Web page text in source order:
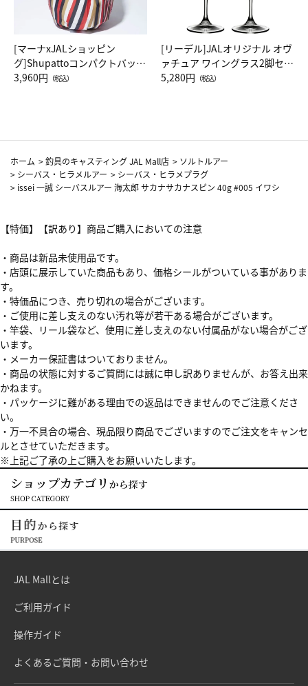
[マーナxJALショッピン
グ]Shupattoコンパクトバッグ
Drop JAL客室乗務員（LC）ス
3,960円 （税込）
[リーデル]JALオリジナル オヴ
ァチュア ワイングラス2脚セッ
ト（レッドワイン）
5,280円 （税込）
ホーム >釣具のキャスティング JAL Mall店 > ソルトルアー
> シーバス・ヒラメルアー > シーバス・ヒラメプラグ
> issei 一誠 シーバスルアー 海太郎 サカナサカナスピン 40g #005 イワシ
【特価】【訳あり】商品ご購入においての注意
・商品は新品未使用品です。
・店頭に展示していた商品もあり、価格シールがついている事がありま
す。
・特価品につき、売り切れの場合がございます。
・ご使用に差し支えのない汚れ等が若干ある場合がございます。
・竿袋、リール袋など、使用に差し支えのない付属品がない場合がござ
います。
・メーカー保証書はついておりません。
・商品の状態に対するご質問には誠に申し訳ありませんが、お答え出来
かねます。
・パッケージに難がある理由での返品はできませんのでご注意くださ
い。
・万一不具合の場合、現品限り商品でございますのでご注文をキャンセ
ルとさせていただきます。
※上記ご了承の上ご購入をお願いいたします。
JAL Mallとは
ご利用ガイド
操作ガイド
よくあるご質問・お問い合わせ